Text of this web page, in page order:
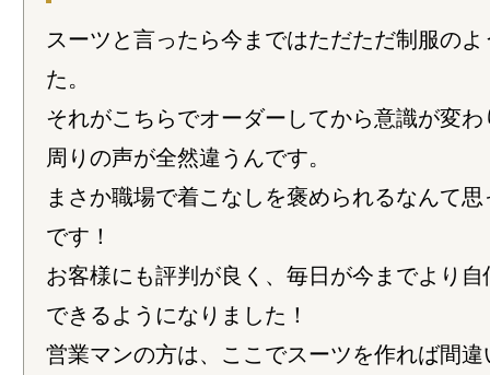
スーツと言ったら今まではただただ制服の
た。
それがこちらでオーダーしてから意識が変わ
周りの声が全然違うんです。
まさか職場で着こなしを褒められるなんて
です！
お客様にも評判が良く、毎日が今までより
できるようになりました！
営業マンの方は、ここでスーツを作れば間